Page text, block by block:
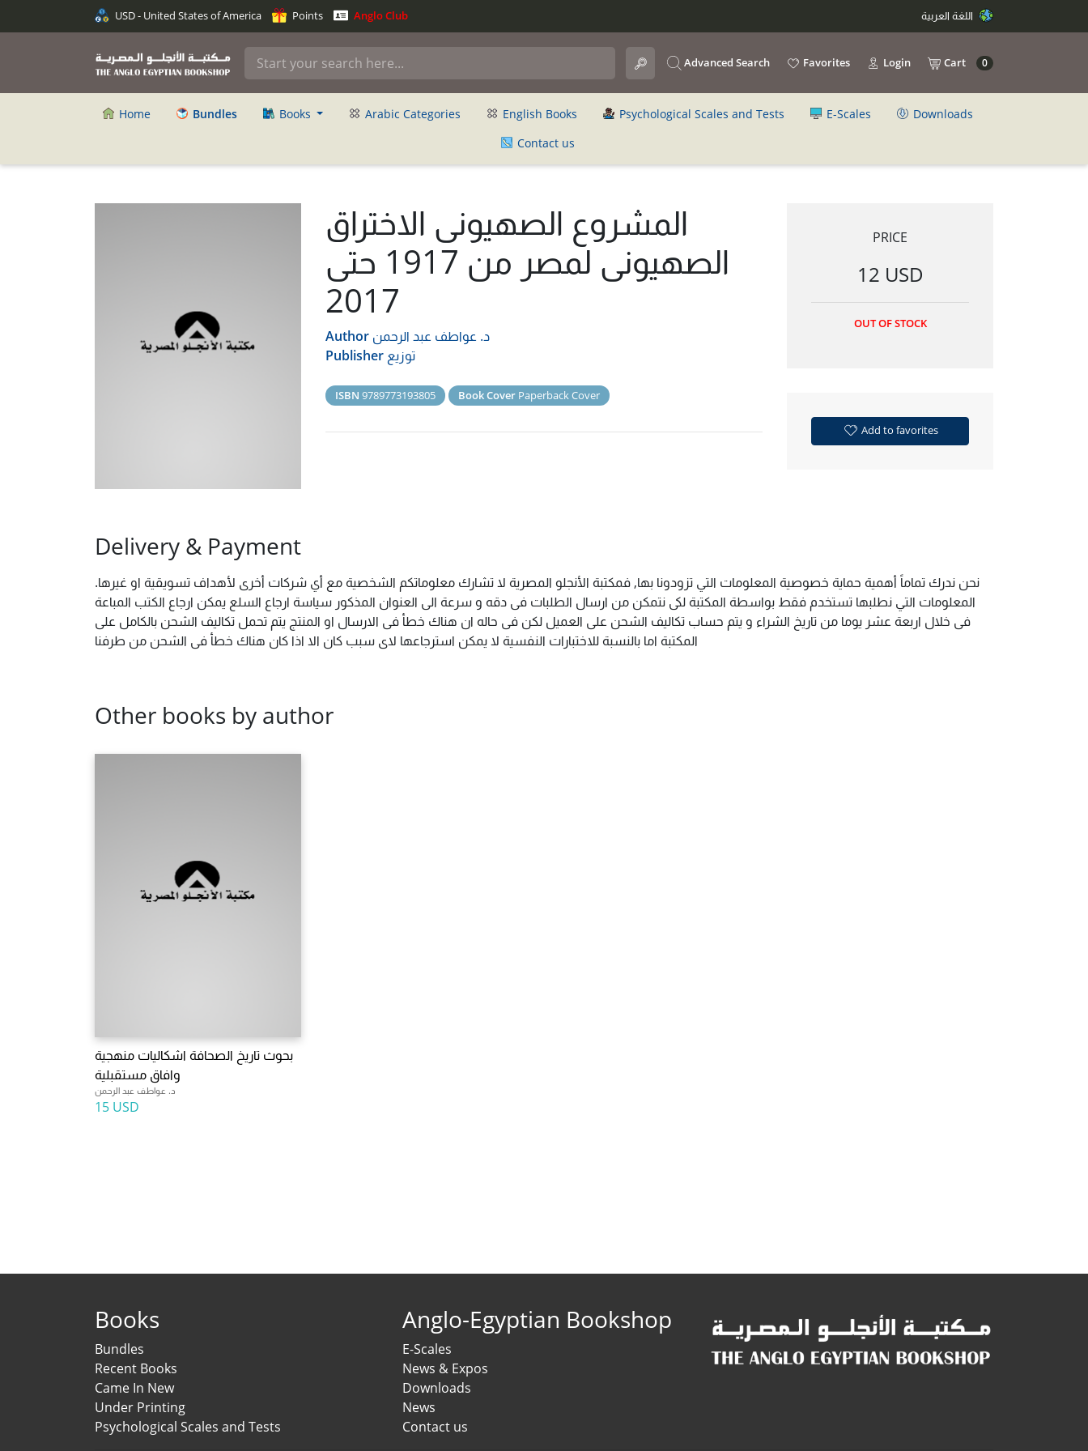
USD - United States of America Points Anglo Club
Advanced Search Favorites Login Cart 0
Home Bundles Books Arabic Categories English Books Psychological Scales and Tests E-Scales
Downloads
Contact us
المشروع الصهيونى الاختراق
الصهيونى لمصر من 1917 حتى
2017
Author د. عواطف عبد الرحمن
Publisher توزيع
ISBN 9789773193805 Book Cover Paperback Cover
PRICE
12 USD
OUT OF STOCK
Add to favorites
Delivery & Payment
نحن ندرك تماماً أهمية حماية خصوصية المعلومات التي تزودونا بها, فمكتبة الأنجلو المصرية لا تشارك معلوماتكم الشخصية مع أي شركات أخرى لأهداف تسويقية او غيرها.
المعلومات التي نطلبها تستخدم فقط بواسطة المكتبة لكى نتمكن من ارسال الطلبات فى دقه و سرعة الى العنوان المذكور سياسة ارجاع السلع يمكن ارجاع الكتب المباعة
فى خلال اربعة عشر يوما من تاريخ الشراء و يتم حساب تكاليف الشحن على العميل لكن فى حاله ان هناك خطأ فى الارسال او المنتج يتم تحمل تكاليف الشحن بالكامل على
المكتبة اما بالنسبة للاختبارات النفسية لا يمكن استرجاعها لاى سبب كان الا اذا كان هناك خطأ فى الشحن من طرفنا
Other books by author
بحوث تاريخ الصحافة اشكاليات منهجية
وافاق مستقبلية
د. عواطف عبد الرحمن
15 USD
Books
Bundles
Recent Books
Came In New
Under Printing
Psychological Scales and Tests
Anglo-Egyptian Bookshop
E-Scales
News & Expos
Downloads
News
Contact us